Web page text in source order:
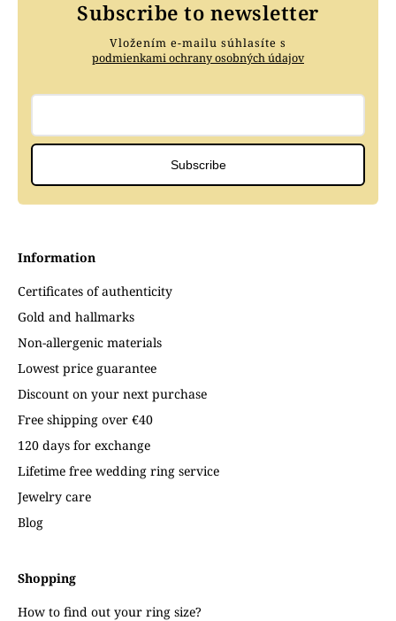
Information
Certificates of authenticity
Gold and hallmarks
Non-allergenic materials
Lowest price guarantee
Discount on your next purchase
Free shipping over €40
120 days for exchange
Lifetime free wedding ring service
Jewelry care
Blog
Shopping
How to find out your ring size?
Subscribe to newsletter
Vložením e-mailu súhlasíte s
podmienkami ochrany osobných údajov
Subscribe